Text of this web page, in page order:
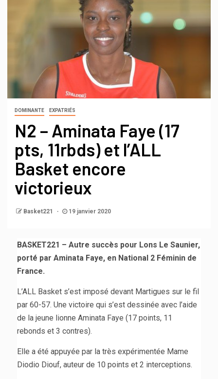
DOMINANTE EXPATRIÉS
N2 – Aminata Faye (17
pts, 11rbds) et l’ALL
Basket encore
victorieux
Basket221 19 janvier 2020
BASKET221 – Autre succès pour Lons Le Saunier,
porté par Aminata Faye, en National 2 Féminin de
France.
L’ALL Basket s’est imposé devant Martigues sur le fil
par 60-57. Une victoire qui s’est dessinée avec l’aide
de la jeune lionne Aminata Faye (17 points, 11
rebonds et 3 contres).
Elle a été appuyée par la très expérimentée Mame
Diodio Diouf, auteur de 10 points et 2 interceptions.